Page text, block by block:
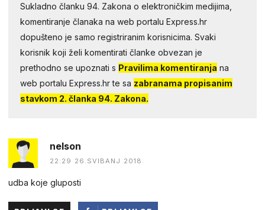
Sukladno članku 94. Zakona o elektroničkim medijima,
komentiranje članaka na web portalu Express.hr
dopušteno je samo registriranim korisnicima. Svaki
korisnik koji želi komentirati članke obvezan je
prethodno se upoznati s Pravilima komentiranja na
web portalu Express.hr te sa zabranama propisanim
stavkom 2. članka 94. Zakona.
nelson
22:29 26.SVIBANJ 2018.
udba koje gluposti